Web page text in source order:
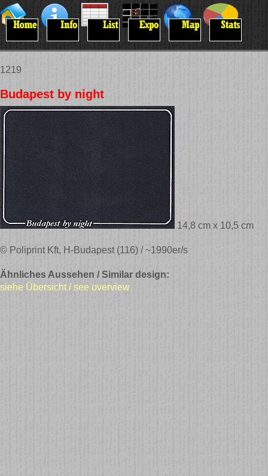
1219
Budapest by night
14,8 cm x 10,5 cm
© Poliprint Kft, H-Budapest (116) / ~1990er/s
Ähnliches Aussehen / Similar design:
siehe Übersicht / see overview